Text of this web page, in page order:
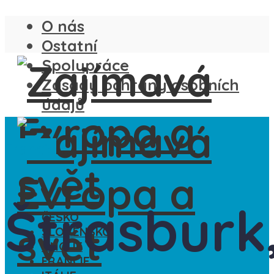
O nás
Ostatní
Spolupráce
Zásady ochrany osobních
údajů
ČESKO
SLOVENSKO
ANGLIE
FRANCIE